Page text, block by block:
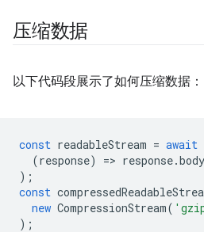
压缩数据
以下代码段展示了如何压缩数据：
const readableStream = await
(response) => response.body
);
const
new CompressionStream(
);